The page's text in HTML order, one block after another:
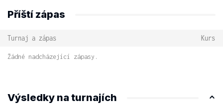
Příští zápas
Turnaj a zápas Kurs
Žádné nadcházející zápasy.
Výsledky na turnajích